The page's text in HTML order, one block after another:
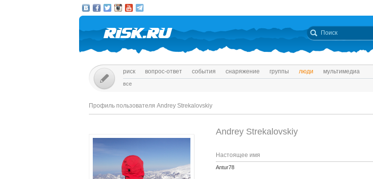
риск вопрос-ответ события снаряжение группы люди мультимедиа
все
Профиль пользователя Andrey Strekalovskiy
Andrey Strekalovskiy
Настоящее имя
Antur78